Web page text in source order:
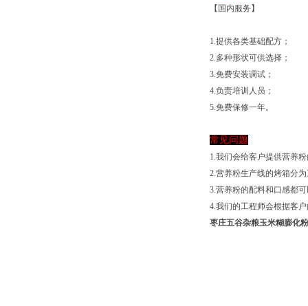
【国内服务】
1.提供各类基础配方；
2.多种形状可供选择；
3.免费安装调试；
4.负责培训人员；
5.免费保修一年。
常见问题
1.我们会给客户提供营养
2.营养粉生产线的烤箱分
3.营养粉的配料和口感都
4.我们的工程师会根据客
枣庄五谷杂粮玉米糊膨化